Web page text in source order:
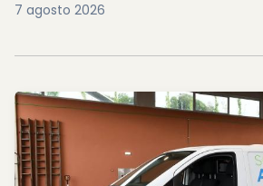
7 agosto 2026